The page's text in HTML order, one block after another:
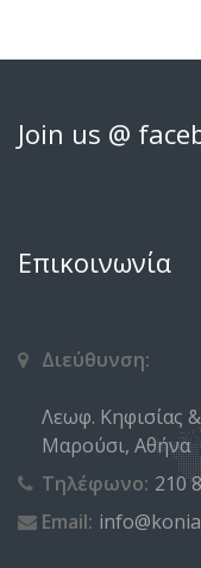
Join us @
Επικοινωνία
Διεύθυνση:
Λεωφ. Κηφισίας
Μαρούσι, Αθήνα
Τηλέφωνο: 210
Email: